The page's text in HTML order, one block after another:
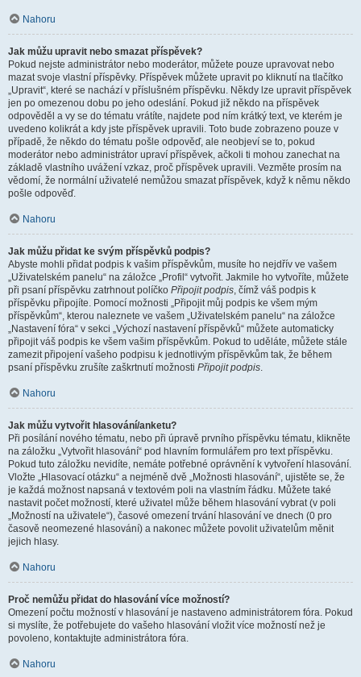
Nahoru
Jak můžu upravit nebo smazat příspěvek?
Pokud nejste administrátor nebo moderátor, můžete pouze upravovat nebo
mazat svoje vlastní příspěvky. Příspěvek můžete upravit po kliknutí na tlačítko
„Upravit“, které se nachází v příslušném příspěvku. Někdy lze upravit příspěvek
jen po omezenou dobu po jeho odeslání. Pokud již někdo na příspěvek
odpověděl a vy se do tématu vrátíte, najdete pod ním krátký text, ve kterém je
uvedeno kolikrát a kdy jste příspěvek upravili. Toto bude zobrazeno pouze v
případě, že někdo do tématu pošle odpověď, ale neobjeví se to, pokud
moderátor nebo administrátor upraví příspěvek, ačkoli ti mohou zanechat na
základě vlastního uvážení vzkaz, proč příspěvek upravili. Vezměte prosím na
vědomí, že normální uživatelé nemůžou smazat příspěvek, když k němu někdo
pošle odpověď.
Nahoru
Jak můžu přidat ke svým příspěvků podpis?
Abyste mohli přidat podpis k vašim příspěvkům, musíte ho nejdřív ve vašem
„Uživatelském panelu“ na záložce „Profil“ vytvořit. Jakmile ho vytvoříte, můžete
při psaní příspěvku zatrhnout políčko Připojit podpis, čímž váš podpis k
příspěvku připojíte. Pomocí možnosti „Připojit můj podpis ke všem mým
příspěvkům“, kterou naleznete ve vašem „Uživatelském panelu“ na záložce
„Nastavení fóra“ v sekci „Výchozí nastavení příspěvků“ můžete automaticky
připojit váš podpis ke všem vašim příspěvkům. Pokud to uděláte, můžete stále
zamezit připojení vašeho podpisu k jednotlivým příspěvkům tak, že během
psaní příspěvku zrušíte zaškrtnutí možnosti Připojit podpis.
Nahoru
Jak můžu vytvořit hlasování/anketu?
Při posílání nového tématu, nebo při úpravě prvního příspěvku tématu, klikněte
na záložku „Vytvořit hlasování“ pod hlavním formulářem pro text příspěvku.
Pokud tuto záložku nevidíte, nemáte potřebné oprávnění k vytvoření hlasování.
Vložte „Hlasovací otázku“ a nejméně dvě „Možnosti hlasování“, ujistěte se, že
je každá možnost napsaná v textovém poli na vlastním řádku. Můžete také
nastavit počet možností, které uživatel může během hlasování vybrat (v poli
„Možností na uživatele“), časové omezení trvání hlasování ve dnech (0 pro
časově neomezené hlasování) a nakonec můžete povolit uživatelům měnit
jejich hlasy.
Nahoru
Proč nemůžu přidat do hlasování více možností?
Omezení počtu možností v hlasování je nastaveno administrátorem fóra. Pokud
si myslíte, že potřebujete do vašeho hlasování vložit více možností než je
povoleno, kontaktujte administrátora fóra.
Nahoru